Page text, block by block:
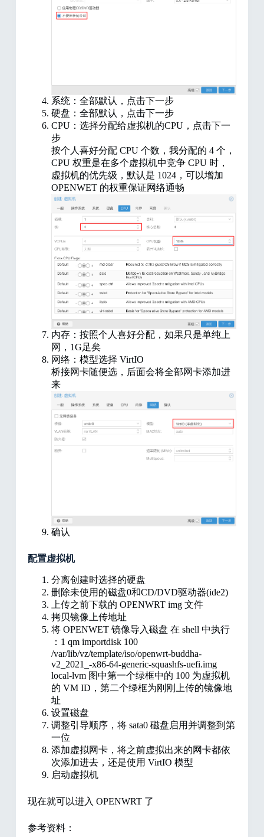
系统：全部默认，点击下一步
硬盘：全部默认，点击下一步
CPU：选择分配给虚拟机的CPU，点击下一
步
按个人喜好分配 CPU 个数，我分配的 4 个，
CPU 权重是在多个虚拟机中竞争 CPU 时，
虚拟机的优先级，默认是 1024，可以增加
OPENWET 的权重保证网络通畅
内存：按照个人喜好分配，如果只是单纯上
网，1G足矣
网络：模型选择 VirtIO
桥接网卡随便选，后面会将全部网卡添加进
来
确认
配置虚拟机
分离创建时选择的硬盘
删除未使用的磁盘0和CD/DVD驱动器(ide2)
上传之前下载的 OPENWRT img 文件
拷贝镜像上传地址
将 OPENWET 镜像导入磁盘 在 shell 中执行
：1 qm importdisk 100
/var/lib/vz/template/iso/openwrt-buddha-
v2_2021_-x86-64-generic-squashfs-uefi.img
local-lvm 图中第一个绿框中的 100 为虚拟机
的 VM ID，第二个绿框为刚刚上传的镜像地
址
设置磁盘
调整引导顺序，将 sata0 磁盘启用并调整到第
一位
添加虚拟网卡，将之前虚拟出来的网卡都依
次添加进去，还是使用 VirtIO 模型
启动虚拟机
现在就可以进入 OPENWRT 了
参考资料：